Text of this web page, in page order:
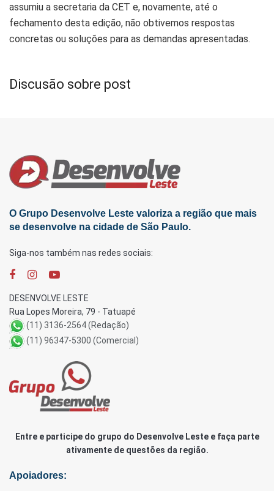
assumiu a secretaria da CET e, novamente, até o
fechamento desta edição, não obtivemos respostas
concretas ou soluções para as demandas apresentadas.
Discusão sobre post
O Grupo Desenvolve Leste valoriza a região que mais
se desenvolve na cidade de São Paulo.
Siga-nos também nas redes sociais:
DESENVOLVE LESTE
Rua Lopes Moreira, 79 - Tatuapé
(11) 3136-2564 (Redação)
(11) 96347-5300 (Comercial)
Entre e participe do grupo do Desenvolve Leste e faça parte
ativamente de questões da região.
Apoiadores: